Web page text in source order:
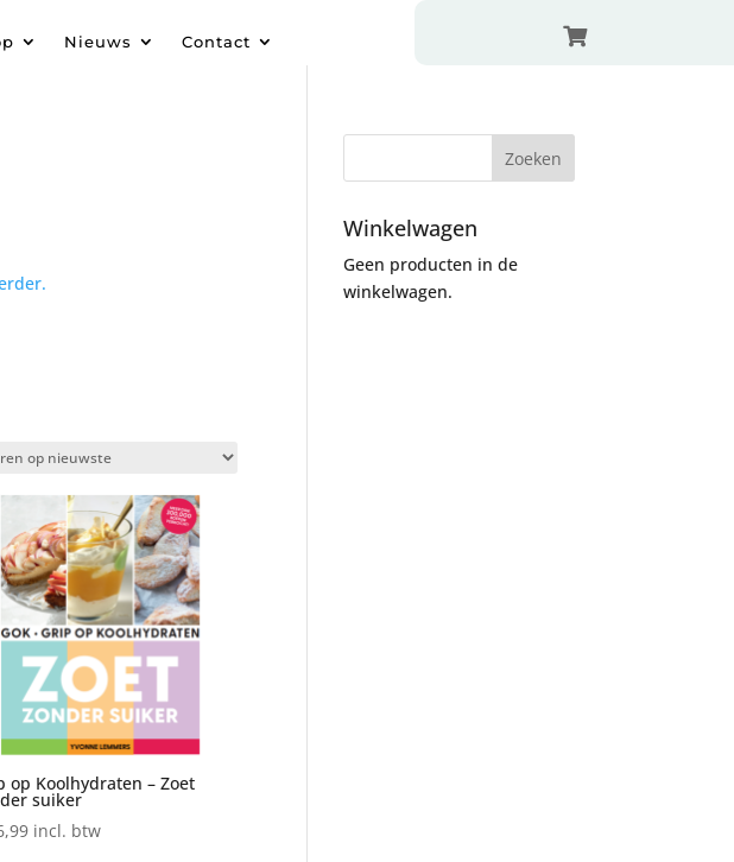
Nieuws Contact 
op Koolhydraten – Zoet
suiker
incl. btw
Winkelwagen
Geen producten in de
winkelwagen.